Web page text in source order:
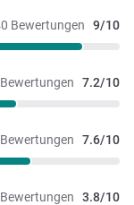
Bewertungen 9/10
7.2/10
7.6/10
3.8/10